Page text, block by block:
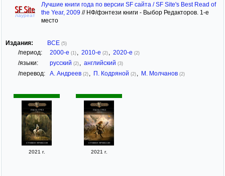
лауреат
Лучшие книги года по версии SF сайта / SF Site's Best Read of
the Year, 2009 // НФ/фэнтези книги - Выбор Редакторов. 1-е
место
Издания: ВСЕ (5)
/период: 2000-е (1) 2010-е (2) 2020-е (2)
/языки: русский (2) английский (3)
/перевод: А. Андреев (2) П. Кодряной (2) М. Молчанов (2)
2021 г. 2021 г.